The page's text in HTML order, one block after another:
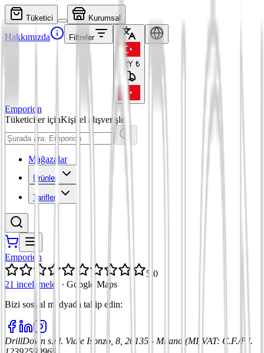
Tüketici Kurumsal
Hakkımızda Filtreler
TRY ₺
Emporion
Tüketiciler içinKişisel alışverişler
Mağazalar
Ürünler
Tarifler
Emporion
5,0
21 incelemeler
· Google Maps
Bizi sosyal medyada takip edin:
DrillDown s.r.l. Viale Isonzo, 8, 20135 - Milano (MI) VAT: C.F./P.I.